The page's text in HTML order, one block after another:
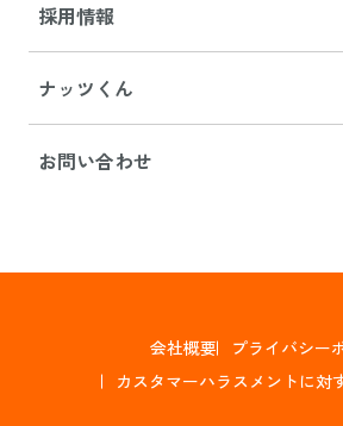
採用情報
ナッツくん
お問い合わせ
会社概要
プライバシー
カスタマーハラスメントに対